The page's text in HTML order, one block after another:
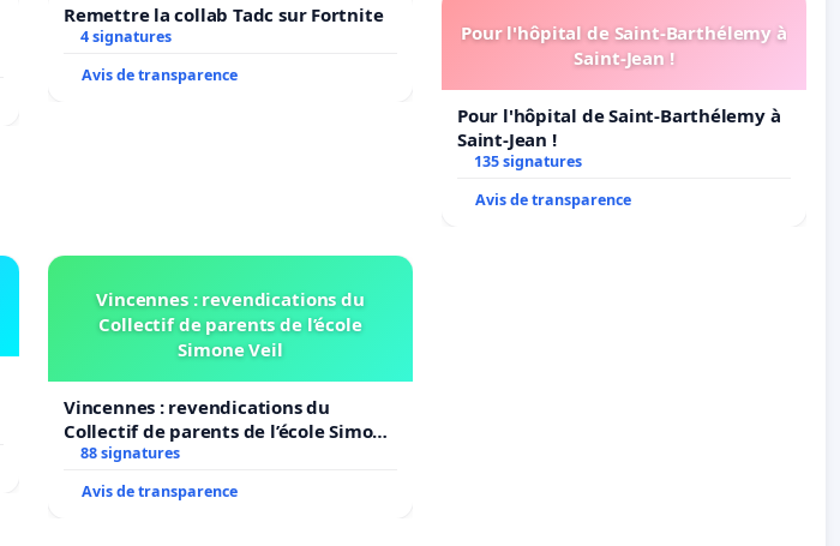
Remettre la collab Tadc sur Fortnite
4 signatures
Avis de transparence
Pour l'hôpital de Saint-Barthélemy à
Saint-Jean !
Pour l'hôpital de Saint-Barthélemy à
Saint-Jean !
135 signatures
Avis de transparence
Vincennes : revendications du
Collectif de parents de l’école
Simone Veil
Vincennes : revendications du
Collectif de parents de l’école Simone
Veil
88 signatures
Avis de transparence